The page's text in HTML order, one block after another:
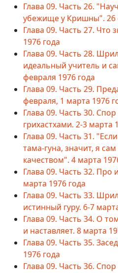
Глава 09. Часть 26.
убежище у Кришны". 26
Глава 09. Часть 27. Что
1976 года
Глава 09. Часть 28.
идеальный учитель и
февраля 1976 года
Глава 09. Часть 29.
февраля, 1 марта 1976
Глава 09. Часть 30.
грихастхами. 2-3 марта
Глава 09. Часть 31.
тама-гуна, значит, я
качеством". 4 марта
Глава 09. Часть 32. Про
марта 1976 года
Глава 09. Часть 33.
истинный гуру. 6-7
Глава 09. Часть 34. О
и наставляет. 8 марта
Глава 09. Часть 35.
1976 года
Глава 09. Часть 36.